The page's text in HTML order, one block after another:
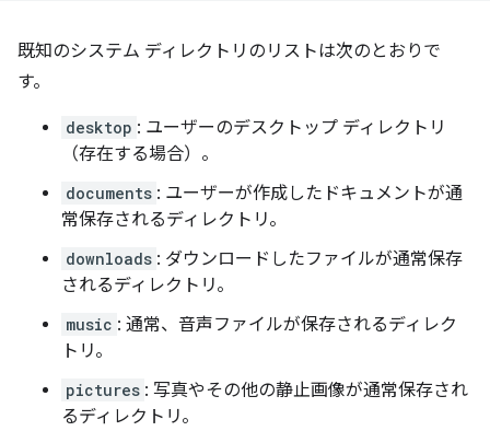
既知のシステム ディレクトリのリストは次のとおりで
す。
desktop : ユーザーのデスクトップ ディレクトリ
（存在する場合）。
documents : ユーザーが作成したドキュメントが通
常保存されるディレクトリ。
downloads : ダウンロードしたファイルが通常保存
されるディレクトリ。
music : 通常、音声ファイルが保存されるディレク
トリ。
pictures : 写真やその他の静止画像が通常保存され
るディレクトリ。